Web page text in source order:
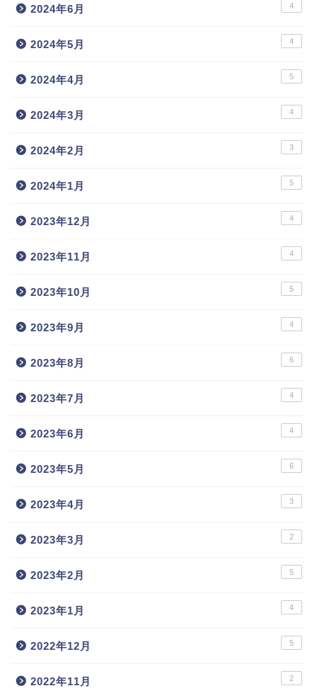
2024年6月 4
2024年5月 4
2024年4月 5
2024年3月 4
2024年2月 3
2024年1月 5
2023年12月 4
2023年11月 4
2023年10月 5
2023年9月 4
2023年8月 6
2023年7月 4
2023年6月 4
2023年5月 6
2023年4月 3
2023年3月 2
2023年2月 5
2023年1月 4
2022年12月 5
2022年11月 2